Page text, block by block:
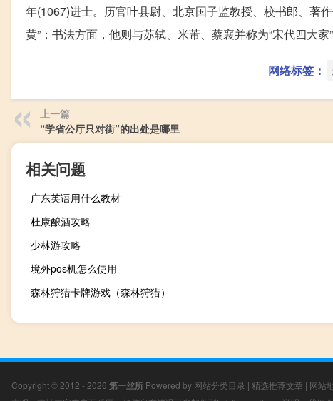
年(1067)进士。历官叶县尉、北京国子监教授、校书郎、著
黄”；书法方面，他则与苏轼、米芾、蔡襄并称为“宋代四大
网络标签：
上一篇
“学省公厅只对街”的出处是哪里
相关问题
广东英语用什么教材
杜康酿酒攻略
少林游攻略
境外pos机怎么使用
森林狩猎卡牌游戏（森林狩猎）
Copyright © 2012 - 2026 第一丝所 Powered by 网站分类目录 | 精选推荐文章 | 网站